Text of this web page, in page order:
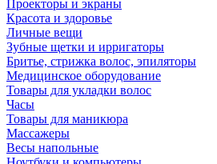
Проекторы и экраны
Красота и здоровье
Личные вещи
Зубные щетки и ирригаторы
Бритье, стрижка волос, эпиляторы
Медицинское оборудование
Товары для укладки волос
Часы
Товары для маникюра
Массажеры
Весы напольные